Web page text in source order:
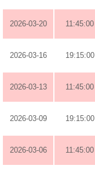
2026-03-20 11:45:00
2026-03-16 19:15:00
2026-03-13 11:45:00
2026-03-09 19:15:00
2026-03-06 11:45:00